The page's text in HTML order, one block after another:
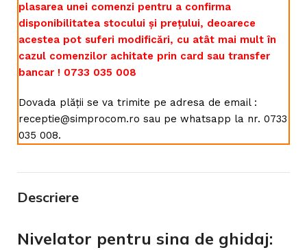
plasarea unei comenzi pentru a confirma
disponibilitatea stocului și prețului, deoarece
acestea pot suferi modificări, cu atât mai mult în
cazul comenzilor achitate prin card sau transfer
bancar ! 0733 035 008
Dovada plății se va trimite pe adresa de email :
receptie@simprocom.ro sau pe whatsapp la nr. 0733
035 008.
Descriere
Nivelator pentru sina de ghidaj: